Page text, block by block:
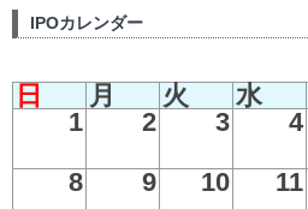
IPOカレンダー
日 月 火 水
1
2 3 4
8
9 10 11